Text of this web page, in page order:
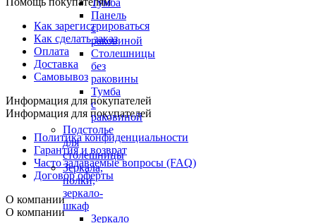
Тумба
Панель
с
раковиной
Столешницы
без
раковины
Тумба
с
раковиной
Подстолье
для
столешницы
Зеркала,
полки,
зеркало-
шкаф
Зеркало
Как зарегистрироваться
Как сделать заказ
Оплата
Доставка
Самовывоз
Информация для покупателей
Информация для покупателей
Политика конфиденциальности
Гарантия и возврат
Часто задаваемые вопросы (FAQ)
Договор оферты
О компании
О компании